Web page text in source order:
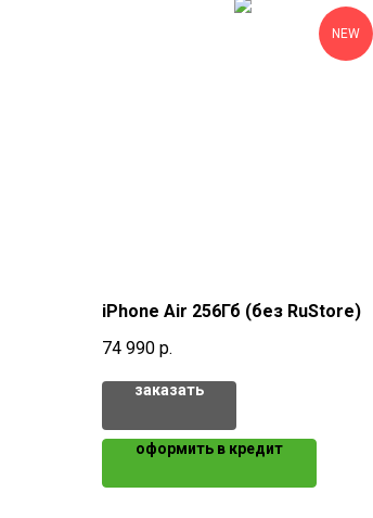
NEW
iPhone Air 256Гб (без RuStore)
74 990 р.
заказать
оформить в кредит